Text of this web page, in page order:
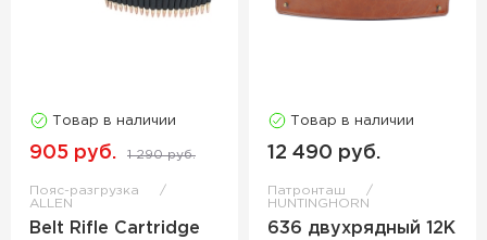
Товар в наличии
905 руб. 1 290 руб.
Пояс-разгрузка
ALLEN
Belt Rifle Cartridge
Товар в наличии
12 490 руб.
Патронташ
HUNTINGHORN
636 двухрядный 12К